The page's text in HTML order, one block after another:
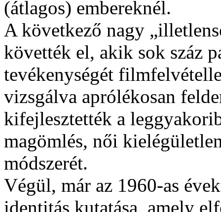
(átlagos) embereknél.
A következő nagy
követték el, akik sok száz
tevékenységét
vizsgálva aprólékosan
kifejlesztették a
magömlés, női
módszerét.
Végül, már az 1960-as
identitás kutatása, amely